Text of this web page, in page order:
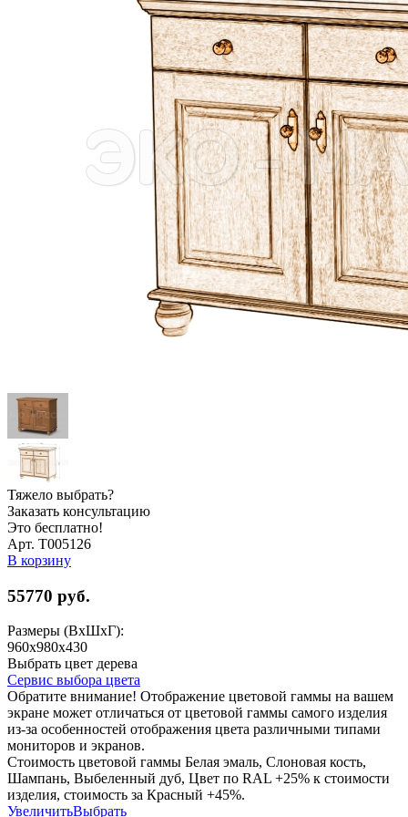
Тяжело выбрать?
Заказать консультацию
Это бесплатно!
Арт. Т005126
В корзину
55770 руб.
Размеры (ВхШхГ):
960x980x430
Выбрать цвет дерева
Сервис выбора цвета
Обратите внимание! Отображение цветовой гаммы на вашем
экране может отличаться от цветовой гаммы самого изделия
из-за особенностей отображения цвета различными типами
мониторов и экранов.
Стоимость цветовой гаммы Белая эмаль, Слоновая кость,
Шампань, Выбеленный дуб, Цвет по RAL +25% к стоимости
изделия, стоимость за Красный +45%.
УвеличитьВыбрать